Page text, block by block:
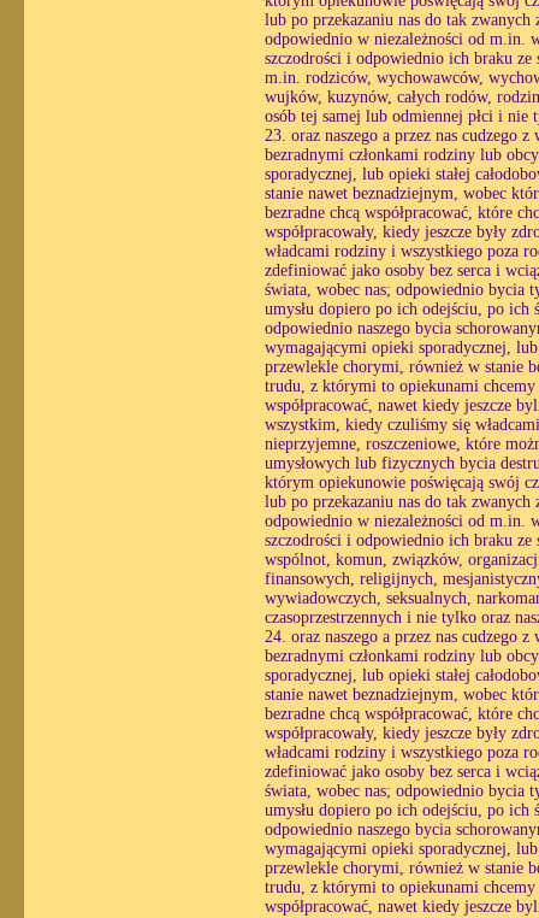
lub po przekazaniu nas do tak
odpowiednio w niezależności od m.in.
szczodrości i odpowiednio ich braku
m.in. rodziców, wychowawców,
wujków, kuzynów, całych rodów,
osób tej samej lub odmiennej płci i nie
23. oraz naszego a przez nas cudzego
bezradnymi członkami rodziny lub
sporadycznej, lub opieki stałej
stanie nawet beznadziejnym, wobec
bezradne chcą współpracować, które
współpracowały, kiedy jeszcze były
władcami rodziny i wszystkiego poza
zdefiniować jako osoby bez serca i
świata, wobec nas; odpowiednio bycia
umysłu dopiero po ich odejściu, po ich
odpowiednio naszego bycia
wymagającymi opieki sporadycznej,
przewlekle chorymi, również w stanie
trudu, z którymi to opiekunami
współpracować, nawet kiedy jeszcze
wszystkim, kiedy czuliśmy się
nieprzyjemne, roszczeniowe, które
umysłowych lub fizycznych bycia
którym opiekunowie poświęcają swój
lub po przekazaniu nas do tak
odpowiednio w niezależności od m.in.
szczodrości i odpowiednio ich braku
wspólnot, komun, związków,
finansowych, religijnych,
wywiadowczych, seksualnych,
czasoprzestrzennych i nie tylko oraz
24. oraz naszego a przez nas cudzego
bezradnymi członkami rodziny lub
sporadycznej, lub opieki stałej
stanie nawet beznadziejnym, wobec
bezradne chcą współpracować, które
współpracowały, kiedy jeszcze były
władcami rodziny i wszystkiego poza
zdefiniować jako osoby bez serca i
świata, wobec nas; odpowiednio bycia
umysłu dopiero po ich odejściu, po ich
odpowiednio naszego bycia
wymagającymi opieki sporadycznej,
przewlekle chorymi, również w stanie
trudu, z którymi to opiekunami
współpracować, nawet kiedy jeszcze